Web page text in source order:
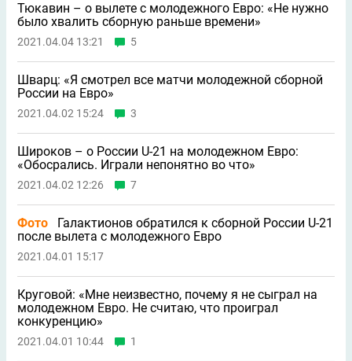
Тюкавин – о вылете с молодежного Евро: «Не нужно
было хвалить сборную раньше времени»
2021.04.04 13:21 5
Шварц: «Я смотрел все матчи молодeжной сборной
России на Евро»
2021.04.02 15:24 3
Широков – о России U-21 на молодежном Евро:
«Обосрались. Играли непонятно во что»
2021.04.02 12:26 7
Фото
Галактионов обратился к сборной России U-21
после вылета с молодежного Евро
2021.04.01 15:17
Круговой: «Мне неизвестно, почему я не сыграл на
молодежном Евро. Не считаю, что проиграл
конкуренцию»
2021.04.01 10:44 1